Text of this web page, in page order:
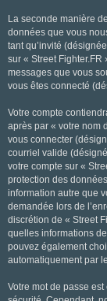
La seconde manière
données que vous
tant qu’invité
sur « Street
messages que vous
vous êtes connecté
Votre compte
après par « votre nom
vous connecter
courriel valide
votre compte sur «
protection des
information autre que
demandée lors de
discrétion de « Street
quelles informations
pouvez également
automatiquement par
Votre mot de passe